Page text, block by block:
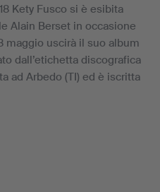
Kety Fusco si è esibita
Alain Berset in occasione
maggio uscirà il suo album
dall’etichetta discografica
ad Arbedo (TI) ed è iscritta